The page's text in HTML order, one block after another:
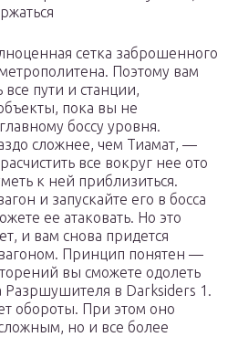
сетка заброшенного
Поэтому вам
пути и станции,
пока вы не
боссу уровня.
сложнее, чем Тиамат, —
все вокруг нее ото
к ней приблизиться.
и запускайте его в босса
ее атаковать. Но это
и вам снова придется
вагоном. Принцип понятен —
вы сможете одолеть
Разршушителя в Darksiders 1.
обороты. При этом оно
но и все более